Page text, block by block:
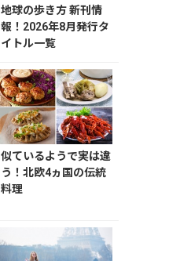
地球の歩き方 新刊情
報！2026年8月発行タ
イトル一覧
似ているようで実は違
う！北欧4ヵ国の伝統
料理